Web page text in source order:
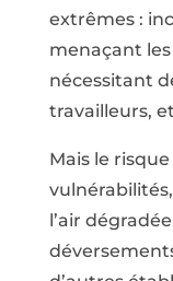
extrêmes :
menaçant
nécessitant
travailleurs,
Mais le
l’air